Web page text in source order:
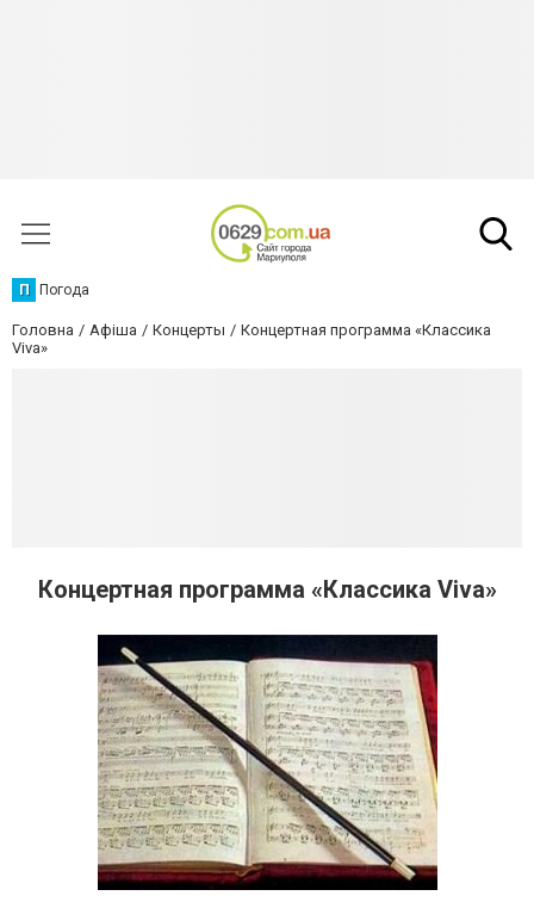
П Погода
Головна Афіша Концерты
Концертная программа «Классика
Viva»
Концертная программа «Классика Viva»